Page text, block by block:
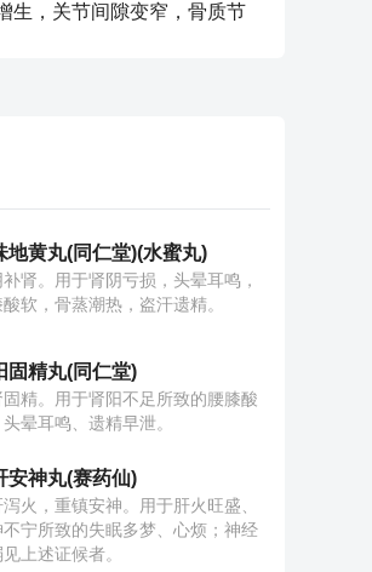
生，关节间隙变窄，骨质节
地黄丸(同仁堂)(水蜜丸)
肾。用于肾阴亏损，头晕耳鸣，
软，骨蒸潮热，盗汗遗精。
固精丸(同仁堂)
精。用于肾阳不足所致的腰膝酸
晕耳鸣、遗精早泄。
安神丸(赛药仙)
火，重镇安神。用于肝火旺盛、
不宁所致的失眠多梦、心烦；神经
上述证候者。